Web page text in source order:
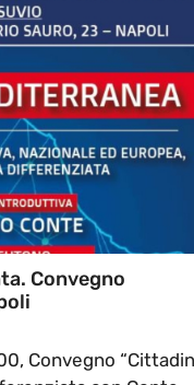
Convegno
Convegno